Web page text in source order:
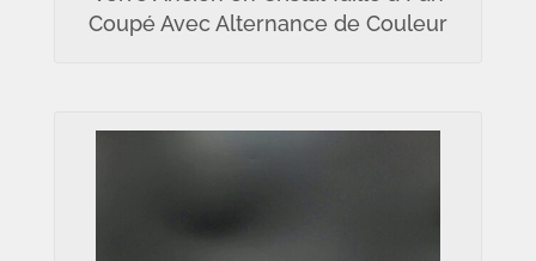
Coupé Avec Alternance de Couleur